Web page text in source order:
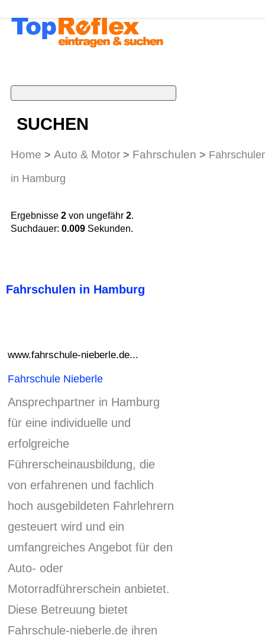
SUCHEN
Home > Auto & Motor > Fahrschulen >
in Hamburg
Ergebnisse 2 von ungefähr 2.
Suchdauer: 0.009 Sekunden.
Fahrschulen in Hamburg
www.fahrschule-nieberle.de...
Fahrschule Nieberle
Ansprechpartner in Hamburg
für eine individuelle und
erfolgreiche
Führerscheinausbildung, die
von erfahrenen und fachlich
hoch ausgebildeten Fahrlehrern
gesteuert wird und ein
umfangreiches Angebot für den
Auto- oder
Motorradführerschein anbietet.
Diese Betreuung bietet
Fahrschule-nieberle.de ihren